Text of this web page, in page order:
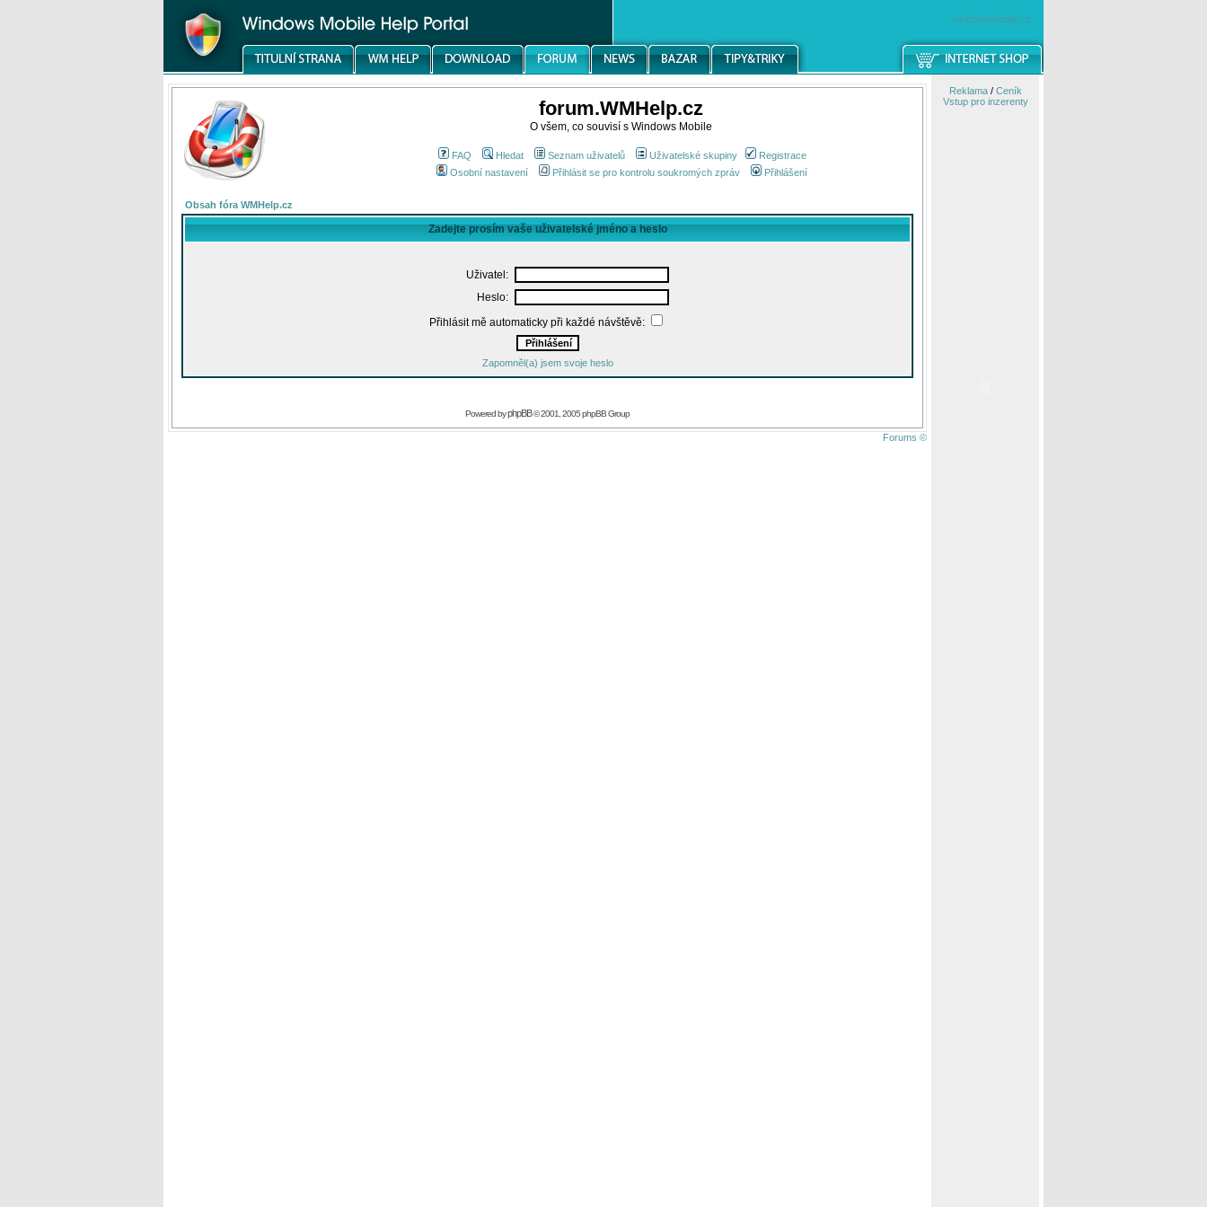
windowsmobile.cz
forum.WMHelp.cz
O všem, co souvisí s Windows Mobile
FAQ Hledat Seznam uživatelů Uživatelské skupiny
Registrace
Osobní nastavení
Přihlásit se pro kontrolu soukromých zpráv Přihlášení
Obsah fóra WMHelp.cz
Zadejte prosím vaše uživatelské jméno a heslo
Uživatel:
Heslo:
Přihlásit mě automaticky při každé návštěvě:
Zapomněl(a) jsem svoje heslo
Powered byphpBB© 2001, 2005 phpBB Group
Forums ©
Reklama/ Ceník
Vstup pro inzerenty